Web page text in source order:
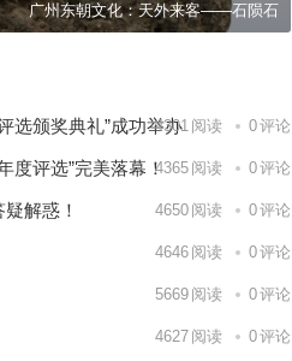
广州东朝文化：天外来客——石陨石
选颁奖典礼”成功举办
4301 阅读 0评论
度评选”完美落幕！4365 阅读 0评论
解惑！ 4650 阅读 0评论
4646 阅读 0评论
5669 阅读 0评论
4627 阅读 0评论